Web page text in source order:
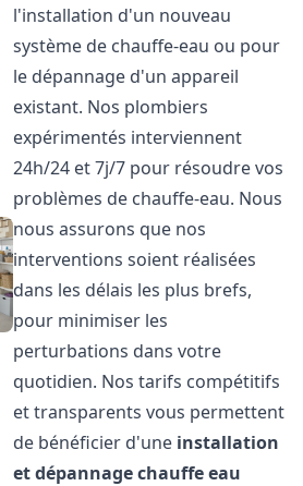
l'installation d'un nouveau
système de chauffe-eau ou pour
le dépannage d'un appareil
existant. Nos plombiers
expérimentés interviennent
24h/24 et 7j/7 pour résoudre vos
problèmes de chauffe-eau. Nous
nous assurons que nos
interventions soient réalisées
dans les délais les plus brefs,
pour minimiser les
perturbations dans votre
quotidien. Nos tarifs compétitifs
et transparents vous permettent
de bénéficier d'une installation
et dépannage chauffe eau